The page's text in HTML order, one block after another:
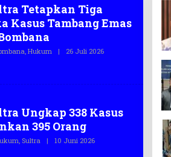
Tetapkan Tiga
Kasus Tambang Emas
Hukum | 26 Juli 2026O
T
A
S
Ungkap 338 Kasus
395 Orang
Sultra | 10 Juni 2026O